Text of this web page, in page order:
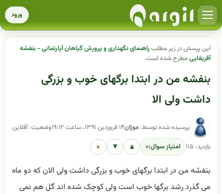
ورود
این پرسش در زیر مطلبراهنمای نگهداری و پرورش گیاهان آپارتمانی - بنفشه
آفریقاییمطرح شده است.
بنفشه من در ابتدا برگهای خوب و بزرگی
داشت ولی الا
پرسیده شده توسط: موژان۱۴ فروردین ۱۳۹۱، ساعت ۱۹:۱۲
وضعیت: آفلاین
بازدید: ۱۱۵
امتیاز سوال:۰ ▲
▼
×
بنفشه من در ابتدا برگهای خوب و بزرگی داشت ولی الان که دو ماه
می گذرد رشد برگها خوب است ولی کوچک شده اند گل هم نمی